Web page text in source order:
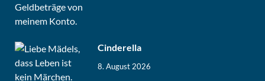
Cinderella
8. August 2026